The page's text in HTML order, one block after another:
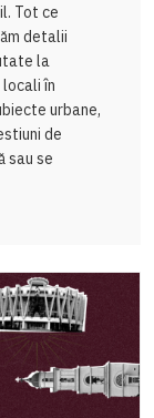
Tot ce
detalii
la
în
urbane,
de
sau se